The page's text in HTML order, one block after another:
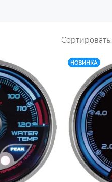
Сортировать:
НОВИНКА